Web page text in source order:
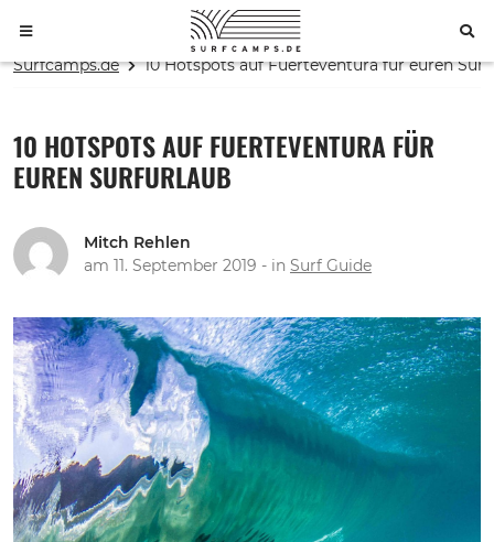
Surfcamps.de 10 Hotspots auf Fuerteventura für euren
10 HOTSPOTS AUF FUERTEVENTURA FÜR
EUREN SURFURLAUB
Mitch Rehlen
am 11. September 2019 - in Surf Guide